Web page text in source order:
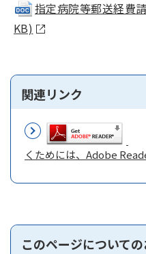
指定病院等郵送経費
KB)
関連リンク
くためには、Adobe
このページについて